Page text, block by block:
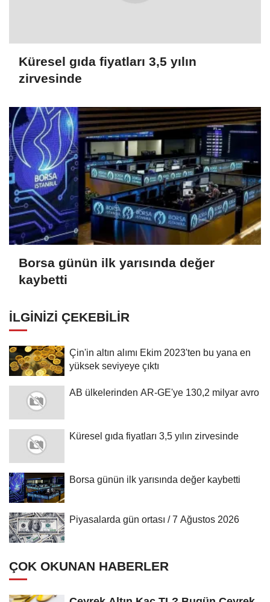
Küresel gıda fiyatları 3,5 yılın
zirvesinde
Borsa günün ilk yarısında değer
kaybetti
İLGINIZI ÇEKEBILIR
Çin'in altın alımı Ekim 2023'ten bu yana en
yüksek seviyeye çıktı
AB ülkelerinden AR-GE'ye 130,2 milyar avro
Küresel gıda fiyatları 3,5 yılın zirvesinde
Borsa günün ilk yarısında değer kaybetti
Piyasalarda gün ortası / 7 Ağustos 2026
ÇOK OKUNAN HABERLER